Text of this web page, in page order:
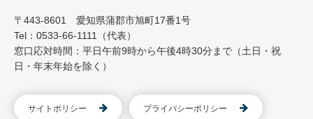
〒443-8601 愛知県蒲郡市旭町17番1号
Tel：0533-66-1111（代表）
窓口応対時間：平日午前9時から午後4時30分まで（土日・祝
日・年末年始を除く）
サイトポリシー プライバシーポリシー